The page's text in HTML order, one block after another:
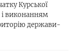
Курської
і виконанням
держави-